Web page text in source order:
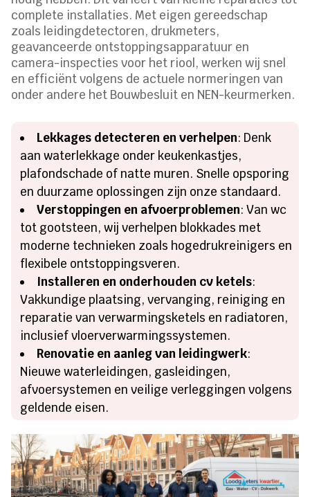
complete installaties. Met eigen gereedschap
zoals leidingdetectoren, drukmeters,
geavanceerde ontstoppingsapparatuur en
camera-inspecties voor het riool, werken wij snel
en efficiënt volgens de actuele normeringen van
onder andere het Bouwbesluit en NEN-keurmerken.
Lekkages detecteren en verhelpen: Denk
aan waterlekkage onder keukenkastjes,
plafondschade of natte muren. Snelle opsporing
en duurzame oplossingen zijn onze standaard.
Verstoppingen en afvoerproblemen: Van wc
tot gootsteen, wij verhelpen blokkades met
moderne technieken zoals hogedrukreinigers en
flexibele ontstoppingsveren.
Installeren en onderhouden cv ketels:
Vakkundige plaatsing, vervanging, reiniging en
reparatie van verwarmingsketels en radiatoren,
inclusief vloerverwarmingssystemen.
Renovatie en aanleg van leidingwerk:
Nieuwe waterleidingen, gasleidingen,
afvoersystemen en veilige verleggingen volgens
geldende eisen.